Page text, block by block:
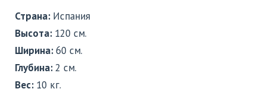
Страна: Испания
Высота: 120 см.
Ширина:60 см.
Глубина:2 см.
Вес: 10 кг.